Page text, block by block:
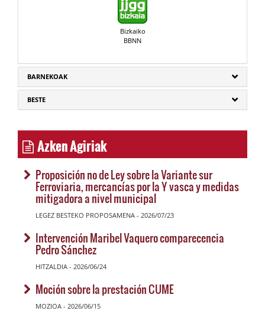
Bizkaiko
BBNN
BARNEKOAK
BESTE
Azken Agiriak
Proposición no de Ley sobre la Variante sur
Ferroviaria, mercancías por la Y vasca y medidas
mitigadora a nivel municipal
LEGEZ BESTEKO PROPOSAMENA - 2026/07/23
Intervención Maribel Vaquero comparecencia
Pedro Sánchez
HITZALDIA - 2026/06/24
Moción sobre la prestación CUME
MOZIOA - 2026/06/15